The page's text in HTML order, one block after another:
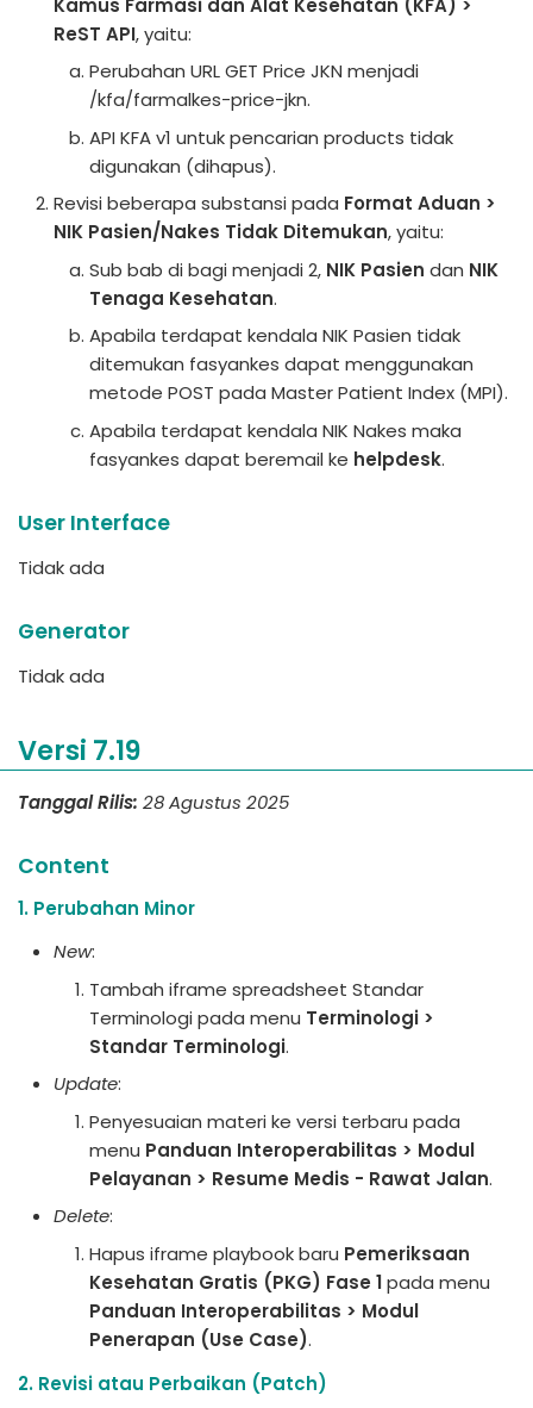
ReST API, yaitu:
Perubahan URL GET Price JKN menjadi
/kfa/farmalkes-price-jkn.
API KFA v1 untuk pencarian products tidak
digunakan (dihapus).
Revisi beberapa substansi pada Format Aduan >
NIK Pasien/Nakes Tidak Ditemukan, yaitu:
Sub bab di bagi menjadi 2, NIK Pasien dan NIK
Tenaga Kesehatan.
Apabila terdapat kendala NIK Pasien tidak
ditemukan fasyankes dapat menggunakan
metode POST pada Master Patient Index (MPI).
Apabila terdapat kendala NIK Nakes maka
fasyankes dapat beremail ke helpdesk.
User Interface
Tidak ada
Generator
Tidak ada
Versi 7.19
Tanggal Rilis: 28 Agustus 2025
Content
1. Perubahan Minor
New:
Tambah iframe spreadsheet Standar
Terminologi pada menu Terminologi >
Standar Terminologi.
Update:
Penyesuaian materi ke versi terbaru pada
menu Panduan Interoperabilitas > Modul
Pelayanan > Resume Medis - Rawat Jalan.
Delete:
Hapus iframe playbook baru Pemeriksaan
Kesehatan Gratis (PKG) Fase 1pada menu
Panduan Interoperabilitas > Modul
Penerapan (Use Case).
2. Revisi atau Perbaikan (Patch)